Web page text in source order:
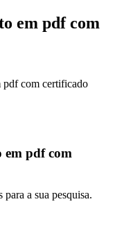
em pdf com
pdf com certificado
em pdf com
a sua pesquisa.